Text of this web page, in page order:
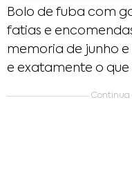
Bolo de fuba com
fatias e
memoria de junho
e exatamente o que
Continua